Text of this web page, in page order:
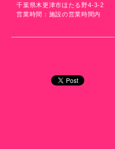
千葉県木更津市ほたる野4-3-2
営業時間：施設の営業時間内